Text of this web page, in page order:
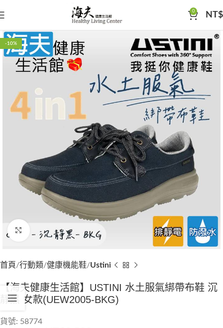
0 NT$
-10%
Click to enlarge
首頁 行動類 健康機能鞋 Ustini
【海夫健康生活館】USTINI 水土服氣綁帶布鞋 沉
靜黑 女款(UEW2005-BKG)
貨號: 58774